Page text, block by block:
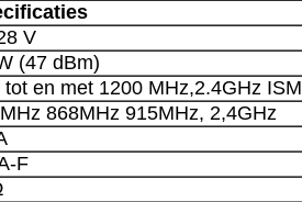
V
(47 dBm)
tot en met 1200 MHz,2.4GHz ISM
868MHz 915MHz, 2,4GHz
F